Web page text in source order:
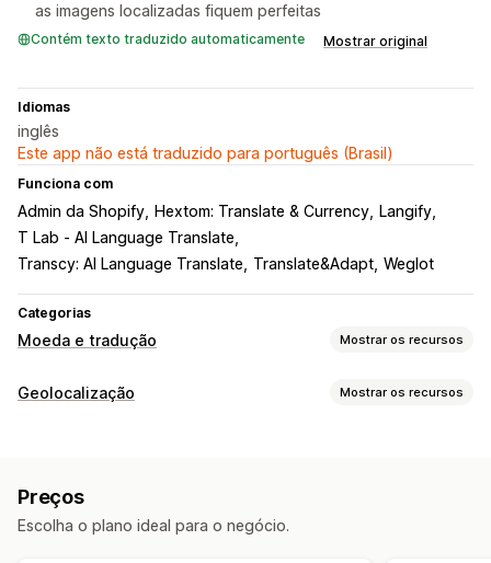
as imagens localizadas fiquem perfeitas
Contém texto traduzido automaticamente Mostrar original
Idiomas
inglês
Este app não está traduzido para português (Brasil)
Funciona com
Admin da Shopify Hextom: Translate & Currency
Langify
T Lab ‑ AI Language Translate
Transcy: AI Language Translate
Translate&Adapt Weglot
Categorias
Moeda e tradução Mostrar os recursos
Conversão de moeda
Tradução automática
Sincronização automática de tradução
Geolocalização Mostrar os recursos
Configurações de localização
Preços
Escolha o plano ideal para o negócio.